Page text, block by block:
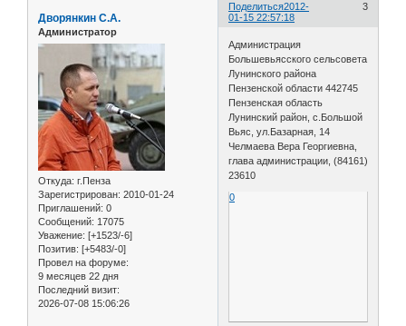
Поделиться 3
2012-
01-15 22:57:18
Дворянкин С.А.
Администратор
Откуда: г.Пенза
Зарегистрирован: 2010-01-24
Приглашений: 0
Сообщений: 17075
Уважение: [+1523/-6]
Позитив: [+5483/-0]
Провел на форуме:
9 месяцев 22 дня
Последний визит:
2026-07-08 15:06:26
Администрация
Большевьясского сельсовета
Лунинского района
Пензенской области 442745
Пензенская область
Лунинский район, с.Большой
Вьяс, ул.Базарная, 14
Челмаева Вера Георгиевна,
глава администрации, (84161)
23610
0